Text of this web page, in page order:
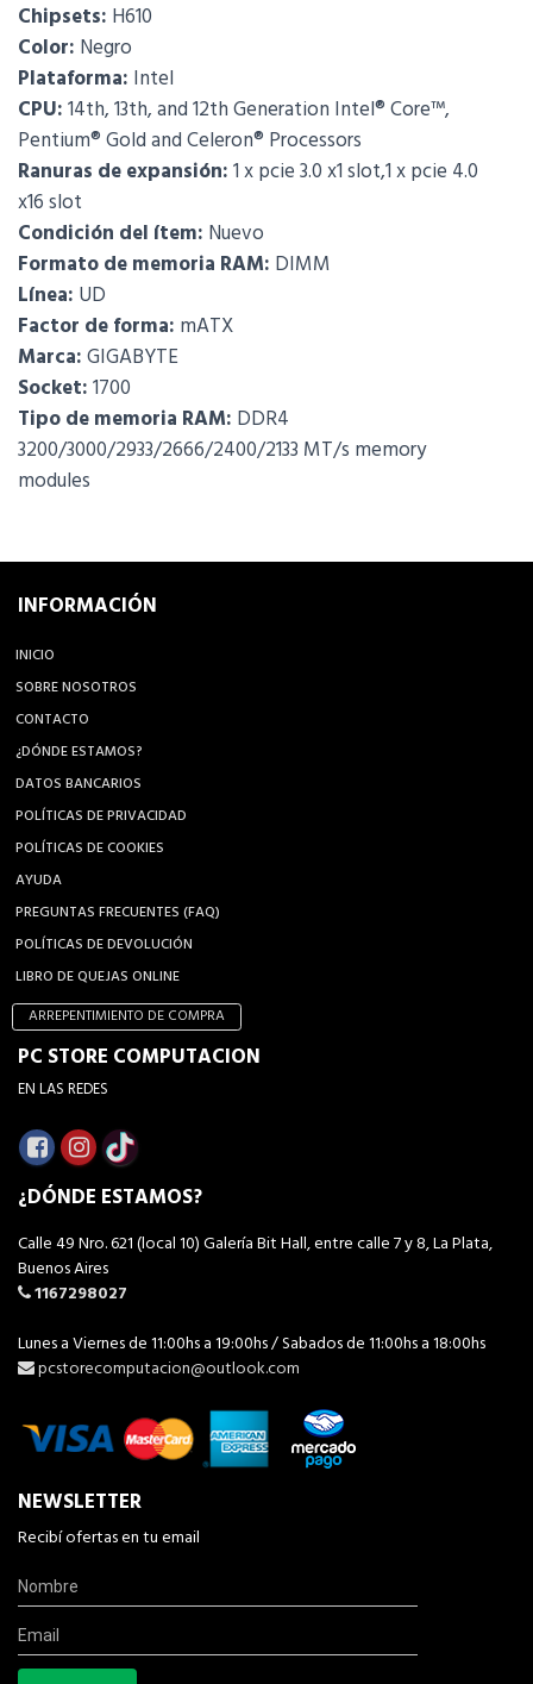
Chipsets: H610
Color: Negro
Plataforma: Intel
CPU:14th, 13th, and 12th Generation Intel® Core™,
Pentium® Gold and Celeron® Processors
Ranuras de expansión:1 x pcie 3.0 x1 slot,1 x pcie 4.0
x16 slot
Condición del ítem: Nuevo
Formato de memoria RAM: DIMM
Línea: UD
Factor de forma: mATX
Marca:GIGABYTE
Socket:1700
Tipo de memoria RAM: DDR4
3200/3000/2933/2666/2400/2133 MT/s memory
modules
INFORMACIÓN
INICIO
SOBRE NOSOTROS
CONTACTO
¿DÓNDE ESTAMOS?
DATOS BANCARIOS
POLÍTICAS DE PRIVACIDAD
POLÍTICAS DE COOKIES
AYUDA
PREGUNTAS FRECUENTES (FAQ)
POLÍTICAS DE DEVOLUCIÓN
LIBRO DE QUEJAS ONLINE
ARREPENTIMIENTO DE COMPRA
PC STORE COMPUTACION
EN LAS REDES
¿DÓNDE ESTAMOS?
Calle 49 Nro. 621 (local 10) Galería Bit Hall, entre calle 7 y 8, La Plata,
Buenos Aires
1167298027
Lunes a Viernes de 11:00hs a 19:00hs / Sabados de 11:00hs a 18:00hs
pcstorecomputacion@outlook.com
NEWSLETTER
Recibí ofertas en tu email